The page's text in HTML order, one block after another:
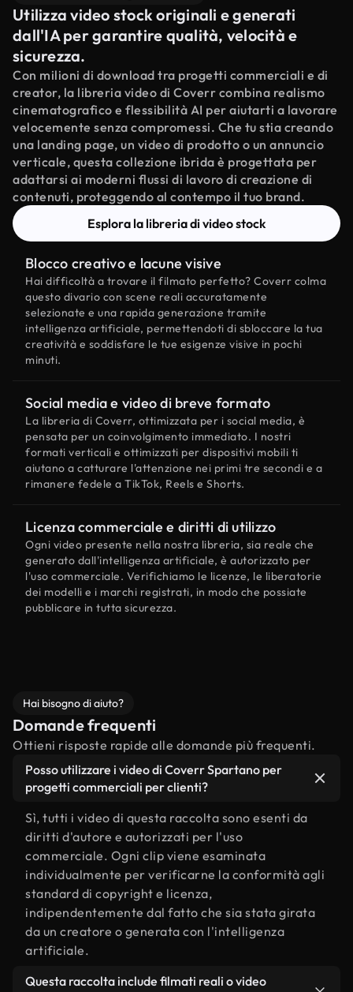
Utilizza video stock originali e generati
dall'IA per garantire qualità, velocità e
sicurezza.
Con milioni di download tra progetti commerciali e di
creator, la libreria video di Coverr combina realismo
cinematografico e flessibilità AI per aiutarti a lavorare
velocemente senza compromessi. Che tu stia creando
una landing page, un video di prodotto o un annuncio
verticale, questa collezione ibrida è progettata per
adattarsi ai moderni flussi di lavoro di creazione di
contenuti, proteggendo al contempo il tuo brand.
Esplora la libreria di video stock
Blocco creativo e lacune visive
Hai difficoltà a trovare il filmato perfetto? Coverr colma
questo divario con scene reali accuratamente
selezionate e una rapida generazione tramite
intelligenza artificiale, permettendoti di sbloccare la tua
creatività e soddisfare le tue esigenze visive in pochi
minuti.
Social media e video di breve formato
La libreria di Coverr, ottimizzata per i social media, è
pensata per un coinvolgimento immediato. I nostri
formati verticali e ottimizzati per dispositivi mobili ti
aiutano a catturare l'attenzione nei primi tre secondi e a
rimanere fedele a TikTok, Reels e Shorts.
Licenza commerciale e diritti di utilizzo
Ogni video presente nella nostra libreria, sia reale che
generato dall'intelligenza artificiale, è autorizzato per
l'uso commerciale. Verifichiamo le licenze, le liberatorie
dei modelli e i marchi registrati, in modo che possiate
pubblicare in tutta sicurezza.
Hai bisogno di aiuto?
Domande frequenti
Ottieni risposte rapide alle domande più frequenti.
Posso utilizzare i video di Coverr Spartano per
progetti commerciali per clienti?
Sì, tutti i video di questa raccolta sono esenti da
diritti d'autore e autorizzati per l'uso
commerciale. Ogni clip viene esaminata
individualmente per verificarne la conformità agli
standard di copyright e licenza,
indipendentemente dal fatto che sia stata girata
da un creatore o generata con l'intelligenza
artificiale.
Questa raccolta include filmati reali o video